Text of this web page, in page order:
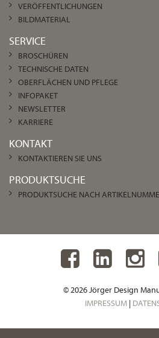
VERÖFFENTLICHUNGEN
BILDMATERIAL
SERVICE
BROSCHÜREN
TECHNISCHE DATEN
OBERFLÄCHEN UND PFLEGE
INFOPAKET
NEWSLETTER
KARRIERE
KONTAKT
KONTAKTIEREN SIE UNS
PRODUKTSUCHE
PRODUKTSUCHE NACH
© 2026 Jörger Design
IMPRESSUM|